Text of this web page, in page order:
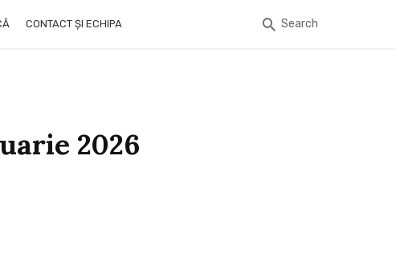
CONTACT ȘI ECHIPA Search
2026